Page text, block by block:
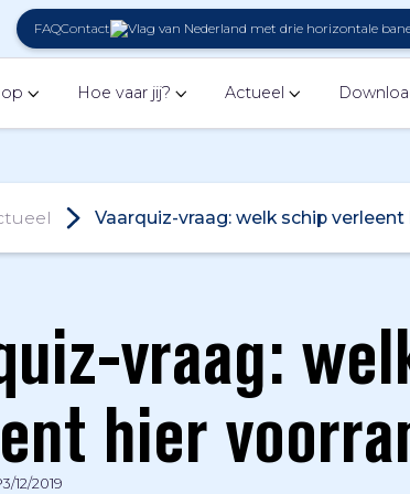
FAQContact
Hoe vaar jij? Actueel
Vaarquiz-vraag: welk schip verleent
vraag:
hier
3/12/2019